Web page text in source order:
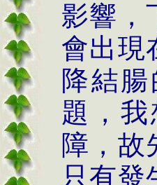
影響，
會出現
降結
題，
障，故
只有發